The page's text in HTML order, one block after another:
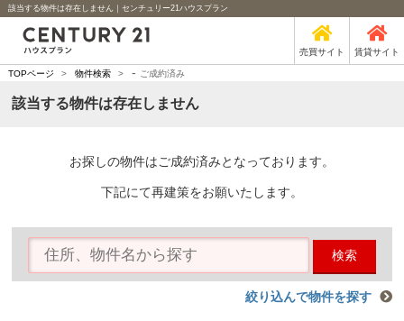
該当する物件は存在しません｜センチュリー21ハウスプラン
売買サイト 賃貸サイト
TOPページ > 物件検索 > - ご成約済み
該当する物件は存在しません
お探しの物件はご成約済みとなっております。
下記にて再建策をお願いたします。
検索
絞り込んで物件を探す